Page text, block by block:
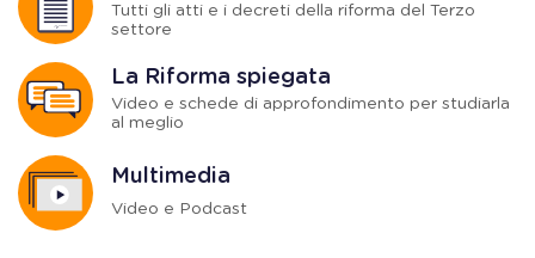
Tutti gli atti e i decreti della riforma del Terzo
settore
La Riforma spiegata
Video e schede di approfondimento per studiarla
al meglio
Multimedia
Video e Podcast